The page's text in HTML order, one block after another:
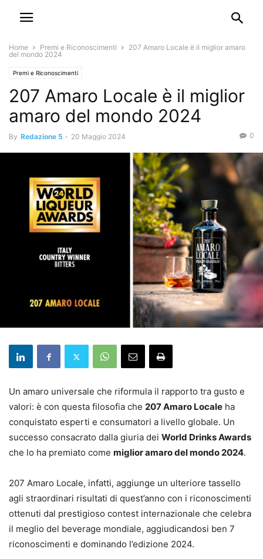
Home Premi e Riconoscimenti
207 Amaro Locale è il miglior amaro
del mondo 2024
Premi e Riconoscimenti
207 Amaro Locale è il miglior
amaro del mondo 2024
By Redazione 5 - 20 Maggio 2024 0
Un amaro universale che riformula il rapporto tra gusto e
valori: è con questa filosofia che 207 Amaro Locale ha
conquistato esperti e consumatori a livello globale. Un
successo consacrato dalla giuria dei World Drinks Awards
che lo ha premiato come miglior amaro del mondo 2024.
207 Amaro Locale, infatti, aggiunge un ulteriore tassello
agli straordinari risultati di quest’anno con i riconoscimenti
ottenuti dal prestigioso contest internazionale che celebra
il meglio del beverage mondiale, aggiudicandosi ben 7
riconoscimenti e dominando l’edizione 2024.